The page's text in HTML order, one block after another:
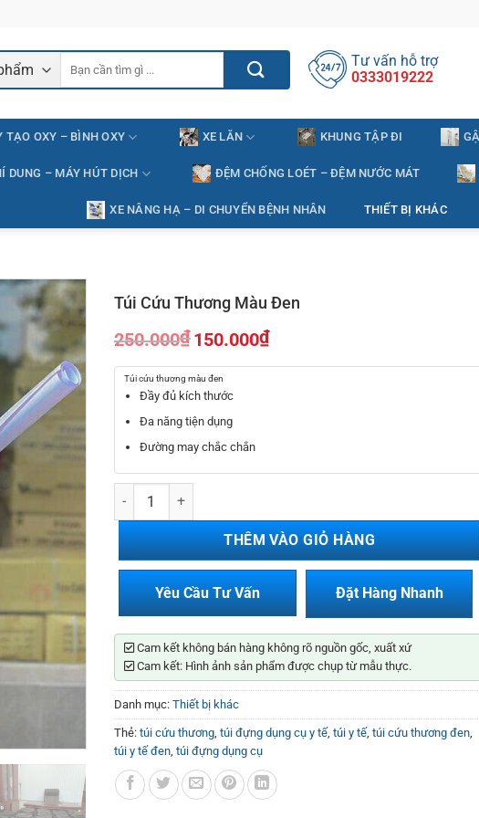
Tư vấn hỗ trợ
0333019222
TẠO OXY – BÌNH OXY XE LĂN KHUNG TẬP ĐI
DUNG – MÁY HÚT DỊCH ĐỆM CHỐNG LOÉT – ĐỆM NƯỚC MÁT
XE NÂNG HẠ – DI CHUYỂN BỆNH NHÂN THIẾT BỊ KHÁC
Túi Cứu Thương Màu Đen
250.000₫
gốc
là:
250.000₫.
150.000₫
hiện
tại
150.000₫.
Túi cứu thương màu đen
Đầy đủ kích thước
Đa năng tiện dụng
Đường may chắc chắn
Túi Cứu Thương Màu Đen số lượng
THÊM VÀO GIỎ HÀNG
Yêu Cầu Tư Vấn Đặt Hàng Nhanh
Cam kết không bán hàng không rõ nguồn gốc, xuất xứ
Cam kết: Hình ảnh sản phẩm được chụp từ mẫu thực.
Danh mục: Thiết bị khác
Thẻ: túi cứu thương, túi đựng dụng cụ y tế, túi y tế, túi cứu thương đen,
túi y tế đen, túi đựng dụng cụ